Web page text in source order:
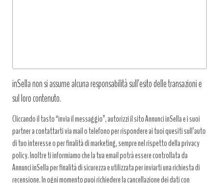
inSella non si assume alcuna responsabilità sull’esito delle transazioni e
sul loro contenuto.
Cliccando il tasto “invia il messaggio”, autorizzi il sito Annunci inSella e i suoi
partner a contattarti via mail o telefono per rispondere ai tuoi quesiti sull’auto
di tuo interesse o per finalità di marketing, sempre nel rispetto della privacy
policy. Inoltre ti informiamo che la tua email potrà essere controllata da
Annunci inSella per finalità di sicurezza e utilizzata per inviarti una richiesta di
recensione. In ogni momento puoi richiedere la cancellazione dei dati con